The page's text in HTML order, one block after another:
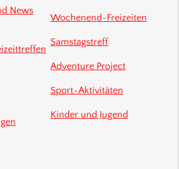
News
Wochenend-Freizeiten
Samstagstreff
Adventure Project
Sport-Aktivitäten
Kinder und Jugend